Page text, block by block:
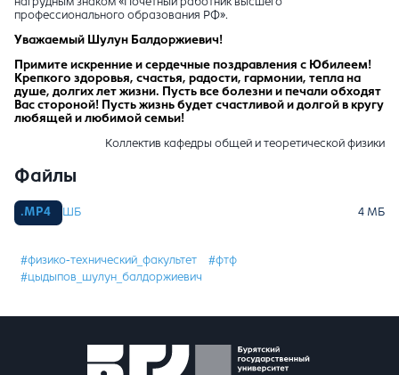
профессионального образования РФ».
Уважаемый Шулун Балдоржиевич!
Примите искренние и сердечные поздравления с Юбилеем!
Крепкого здоровья, счастья, радости, гармонии, тепла на
душе, долгих лет жизни. Пусть все болезни и печали обходят
Вас стороной! Пусть жизнь будет счастливой и долгой в кругу
любящей и любимой семьи!
Коллектив кафедры общей и теоретической физики
Файлы
ШБ
#физико-технический_факультет
#фтф
#цыдыпов_шулун_балдоржиевич